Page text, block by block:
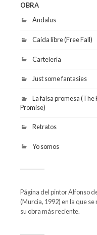
OBRA
Andalus
Caída libre (Free Fall)
Cartelería
Just some fantasies
La falsa promesa (The
Promise)
Retratos
Yo somos
Página del pintor Alfonso
(Murcia, 1992) en la que se
su obra más reciente.